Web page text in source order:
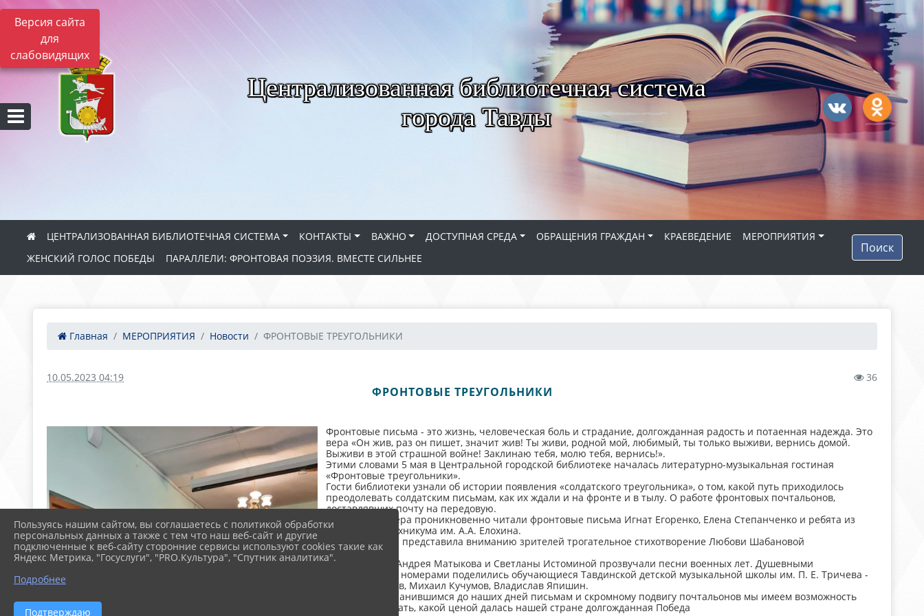
Версия сайта
для
слабовидящих
Централизованная библиотечная система
города Тавды
ЦЕНТРАЛИЗОВАННАЯ БИБЛИОТЕЧНАЯ СИСТЕМА КОНТАКТЫ ВАЖНО ДОСТУПНАЯ СРЕДА ОБРАЩЕНИЯ ГРАЖДАН КРАЕВЕДЕНИЕ
МЕРОПРИЯТИЯ
ЖЕНСКИЙ ГОЛОС ПОБЕДЫ
ПАРАЛЛЕЛИ: ФРОНТОВАЯ ПОЭЗИЯ. ВМЕСТЕ СИЛЬНЕЕ
Поиск
Главная МЕРОПРИЯТИЯ Новости ФРОНТОВЫЕ ТРЕУГОЛЬНИКИ
10.05.2023 04:19 36
ФРОНТОВЫЕ ТРЕУГОЛЬНИКИ
Фронтовые письма - это жизнь, человеческая боль и страдание, долгожданная радость и потаенная надежда. Это
вера «Он жив, раз он пишет, значит жив! Ты живи, родной мой, любимый, ты только выживи, вернись домой.
Выживи в этой страшной войне! Заклинаю тебя, молю тебя, вернись!».
Этими словами 5 мая в Центральной городской библиотеке началась литературно-музыкальная гостиная
«Фронтовые треугольники».
Гости библиотеки узнали об истории появления «солдатского треугольника», о том, какой путь приходилось
преодолевать солдатским письмам, как их ждали и на фронте и в тылу. О работе фронтовых почтальонов,
доставлявших почту на передовую.
В течение вечера проникновенно читали фронтовые письма Игнат Егоренко, Елена Степанченко и ребята из
Тавдинского техникума им. А.А. Елохина.
Инна Кучумова представила вниманию зрителей трогательное стихотворение Любови Шабановой
"Почтальонка".
В исполнении Андрея Матыкова и Светланы Истоминой прозвучали песни военных лет. Душевными
музыкальными номерами поделились обучающиеся Тавдинской детской музыкальной школы им. П. Е. Тричева -
Евгений Крюков, Михаил Кучумов, Владислав Япишин.
Благодаря сохранившимся до наших дней письмам и скромному подвигу почтальонов мы имеем возможность
понять и осознать, какой ценой далась нашей стране долгожданная Победа
Пользуясь нашим сайтом, вы соглашаетесь с политикой обработки
персональных данных а также с тем что наш веб-сайт и другие
подключенные к веб-сайту сторонние сервисы используют cookies такие как
Яндекс Метрика, "Госуслуги", "PRO.Культура", "Спутник аналитика".
Подробнее
Подтверждаю